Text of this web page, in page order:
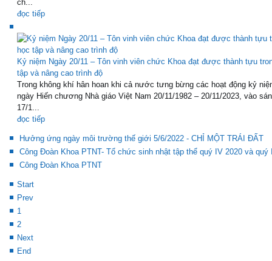
ch...
đọc tiếp
Kỷ niệm Ngày 20/11 – Tôn vinh viên chức Khoa đạt được thành tựu
tập và nâng cao trình độ
Trong không khí hân hoan khi cả nước tưng bừng các hoạt động kỷ
ngày Hiến chương Nhà giáo Việt Nam 20/11/1982 – 20/11/2023, vào
17/1...
đọc tiếp
Hưởng ứng ngày môi trường thế giới 5/6/2022 - CHỈ MỘT TRÁI ĐẤT
Công Đoàn Khoa PTNT- Tổ chức sinh nhật tập thể quý IV 2020 và quý
Công Đoàn Khoa PTNT
Start
Prev
1
2
Next
End